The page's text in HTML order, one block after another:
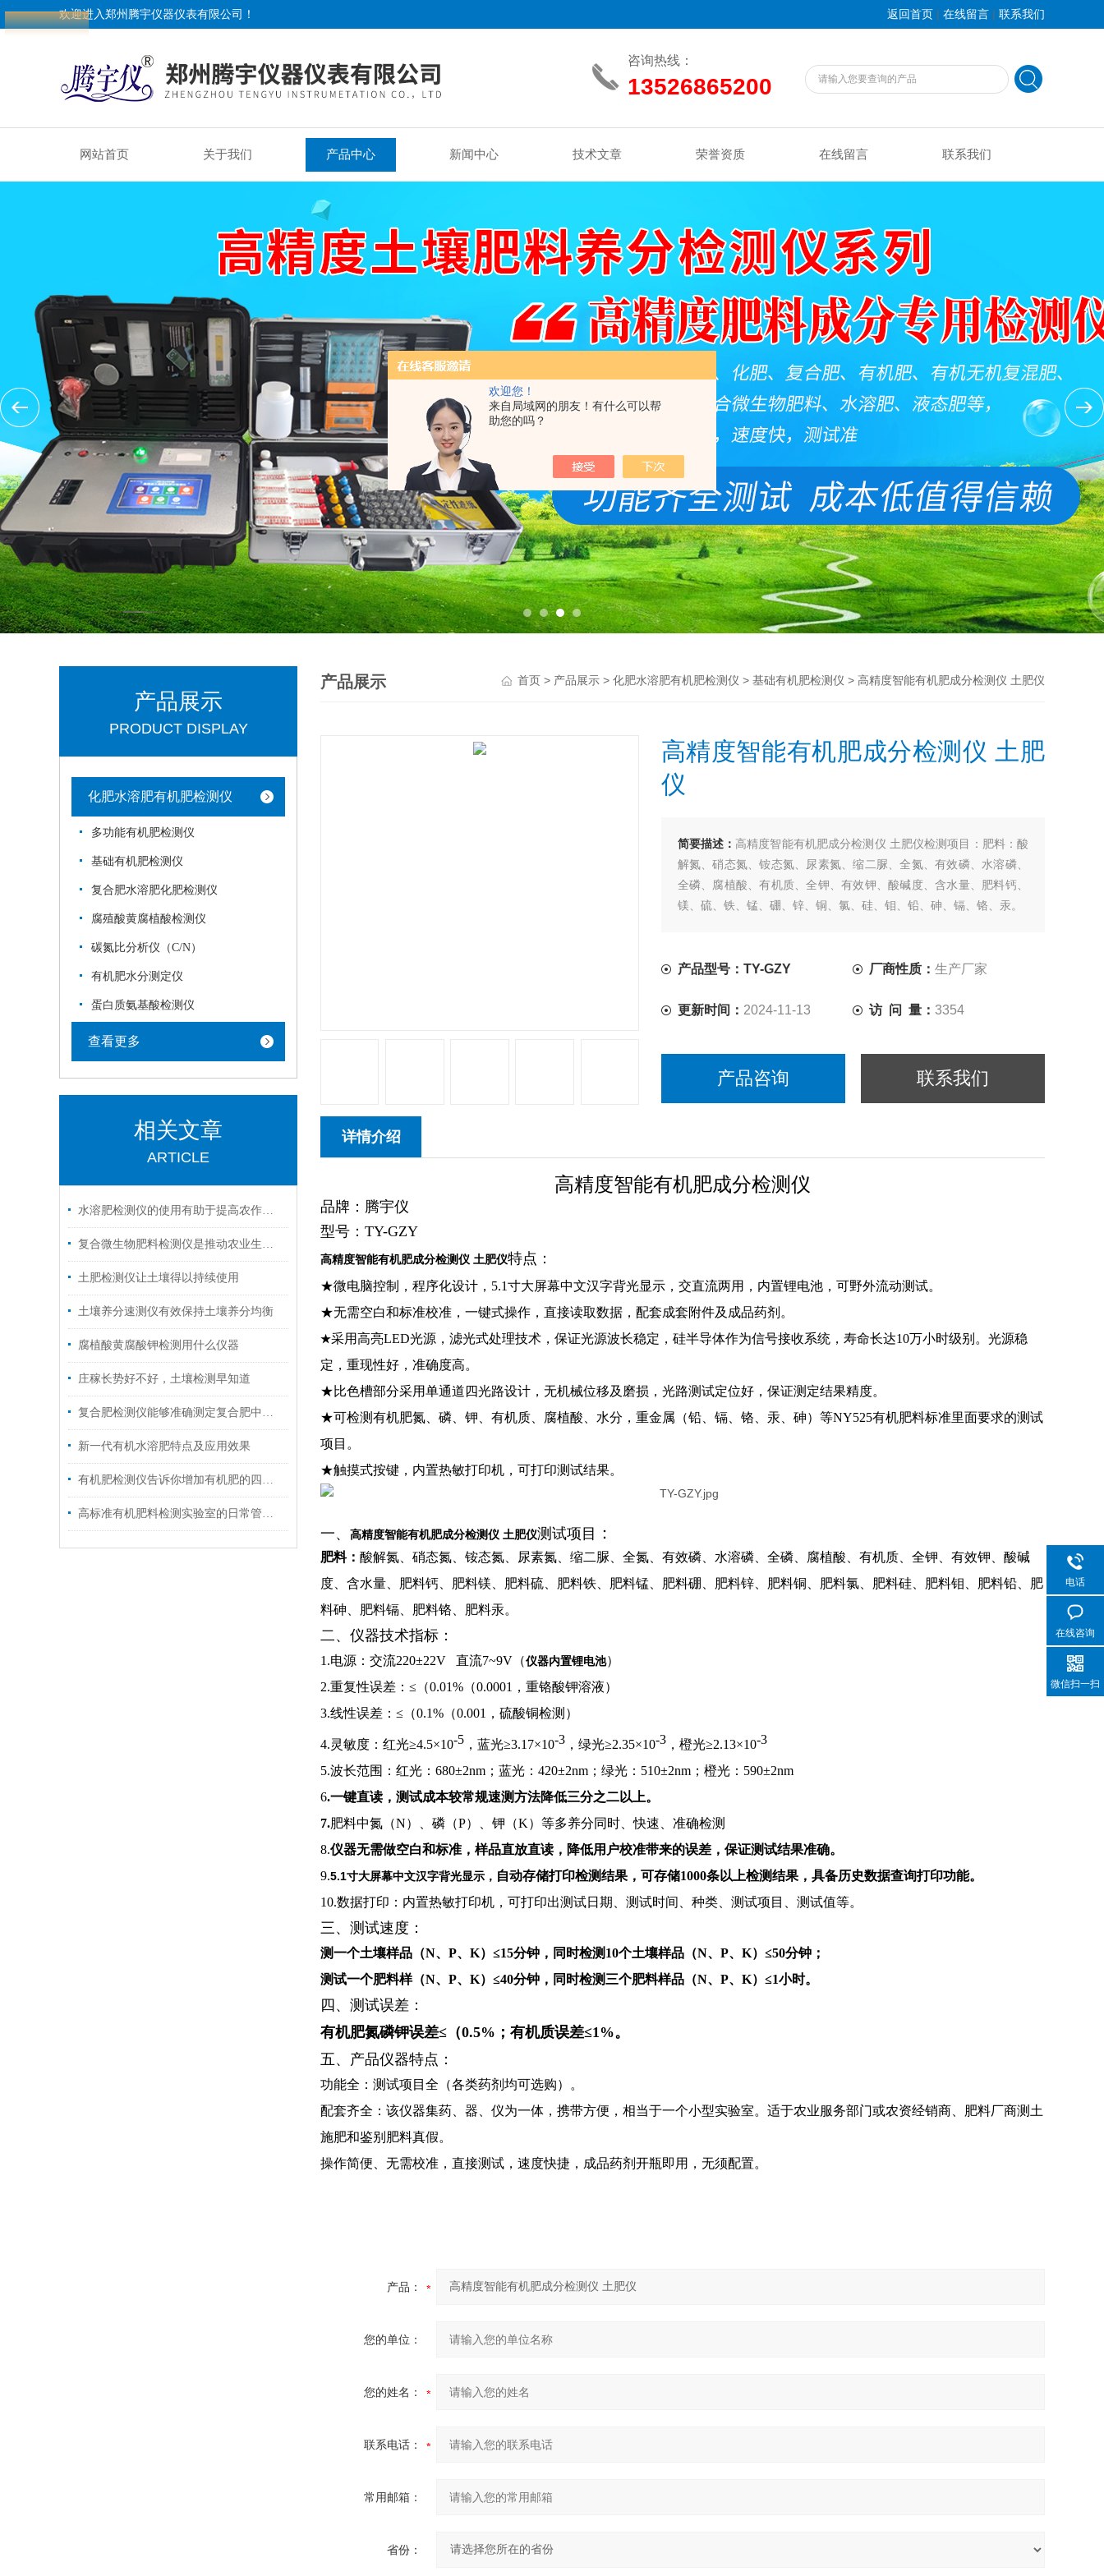
欢迎您！
来自局域网的朋友！有什么可以帮
助您的吗？
欢迎进入郑州腾宇仪器仪表有限公司！ 返回首页 | 在线留言 | 联系我们
咨询热线：
13526865200
网站首页 关于我们 产品中心 新闻中心 技术文章 荣誉资质 在线留言 联系我们
产品展示
PRODUCT DISPLAY
化肥水溶肥有机肥检测仪
多功能有机肥检测仪
基础有机肥检测仪
复合肥水溶肥化肥检测仪
腐殖酸黄腐植酸检测仪
碳氮比分析仪（C/N）
有机肥水分测定仪
蛋白质氨基酸检测仪
查看更多
相关文章
ARTICLE
水溶肥检测仪的使用有助于提高农作物的产量和品质
复合微生物肥料检测仪是推动农业生产的重要工具
土肥检测仪让土壤得以持续使用
土壤养分速测仪有效保持土壤养分均衡
腐植酸黄腐酸钾检测用什么仪器
庄稼长势好不好，土壤检测早知道
复合肥检测仪能够准确测定复合肥中的各种营养元素含量
新一代有机水溶肥特点及应用效果
有机肥检测仪告诉你增加有机肥的四条途径
高标准有机肥料检测实验室的日常管理规则
产品展示 首页 > 产品展示 > 化肥水溶肥有机肥检测仪 > 基础有机肥检测仪 > 高精度智能有机肥成分检测仪 土肥仪
高精度智能有机肥成分检测仪 土肥
仪
简要描述： 高精度智能有机肥成分检测仪 土肥仪检测项目：肥料：酸
解氮、硝态氮、铵态氮、尿素氮、缩二脲、全氮、有效磷、水溶磷、
全磷、腐植酸、有机质、全钾、有效钾、酸碱度、含水量、肥料钙、
镁、硫、铁、锰、硼、锌、铜、氯、硅、钼、铅、砷、镉、铬、汞。
产品型号：TY-GZY 厂商性质：生产厂家
更新时间： 2024-11-13 访 问 量：3354
产品咨询 联系我们
详情介绍
高精度智能有机肥成分检测仪
品牌：腾宇仪
型号：TY-GZY
高精度智能有机肥成分检测仪 土肥仪特点：
★微电脑控制，程序化设计，5.1寸大屏幕中文汉字背光显示，交直流两用，内置锂电池，可野外流动测试。
★无需空白和标准校准，一键式操作，直接读取数据，配套成套附件及成品药剂。
★采用高亮LED光源，滤光式处理技术，保证光源波长稳定，硅半导体作为信号接收系统，寿命长达10万小时级别。光源稳
定，重现性好，准确度高。
★比色槽部分采用单通道四光路设计，无机械位移及磨损，光路测试定位好，保证测定结果精度。
★可检测有机肥氮、磷、钾、有机质、腐植酸、水分，重金属（铅、镉、铬、汞、砷）等NY525有机肥料标准里面要求的测试
项目。
★触摸式按键，内置热敏打印机，可打印测试结果。
一、 高精度智能有机肥成分检测仪 土肥仪测试项目 ：
肥料： 酸解氮、硝态氮、铵态氮、尿素氮、缩二脲、全氮、有效磷、水溶磷、全磷、腐植酸、有机质、全钾、有效钾、酸碱
度、含水量、肥料钙、肥料镁、肥料硫、肥料铁、肥料锰、肥料硼、肥料锌、肥料铜、肥料氯、肥料硅、肥料钼、肥料铅、肥
料砷、肥料镉、肥料铬、肥料汞。
二、仪器技术指标：
1.电源：交流220±22V 直流7~9V （仪器内置锂电池）
2.重复性误差：≤（0.01%（0.0001，重铬酸钾溶液）
3.线性误差：≤（0.1%（0.001，硫酸铜检测）
4.灵敏度：红光≥4.5×10-5 ，蓝光≥3.17×10-3 ，绿光≥2.35×10-3 ，橙光≥2.13×10-3
5.波长范围：红光：680±2nm；蓝光：420±2nm；绿光：510±2nm；橙光：590±2nm
6.一键直读，测试成本较常规速测方法降低三分之二以上。
7.肥料中氮（N）、磷（P）、钾（K）等多养分同时、快速、准确检测
8.仪器无需做空白和标准，样品直放直读，降低用户校准带来的误差，保证测试结果准确。
9.5.1寸大屏幕中文汉字背光显示， 自动存储打印检测结果，可存储1000条以上检测结果，具备历史数据查询打印功能。
10.数据打印：内置热敏打印机，可打印出测试日期、测试时间、种类、测试项目、测试值等。
三、测试速度：
测一个土壤样品（N、P、K）≤15分钟，同时检测10个土壤样品（N、P、K）≤50分钟；
测试一个肥料样（N、P、K）≤40分钟，同时检测三个肥料样品（N、P、K）≤1小时。
四、测试误差：
有机肥氮磷钾误差≤（0.5%；有机质误差≤1%。
五、产品仪器特点：
功能全：测试项目全（各类药剂均可选购）。
配套齐全：该仪器集药、器、仪为一体，携带方便，相当于一个小型实验室。适于农业服务部门或农资经销商、肥料厂商测土
施肥和鉴别肥料真假。
操作简便、无需校准，直接测试，速度快捷，成品药剂开瓶即用，无须配置。
产品：
您的单位：
您的姓名：
联系电话：
常用邮箱：
省份：
电话
在线咨询
微信扫一扫